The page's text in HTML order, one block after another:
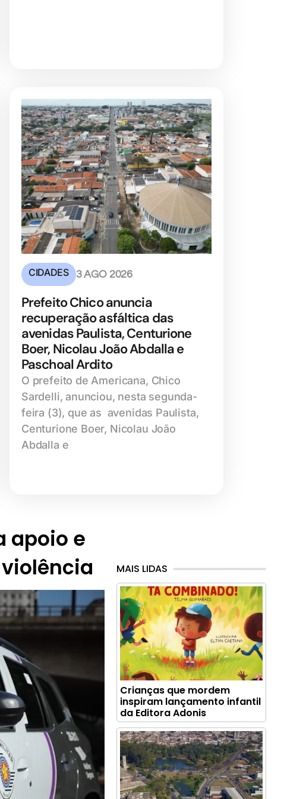
CIDADES 3 AGO 2026
Prefeito Chico anuncia
recuperação asfáltica das
avenidas Paulista, Centurione
Boer, Nicolau João Abdalla e
Paschoal Ardito
O prefeito de Americana, Chico
Sardelli, anunciou, nesta segunda-
feira (3), que as avenidas Paulista,
Centurione Boer, Nicolau João
Abdalla e
apoio e
MAIS LIDAS
Crianças que mordem
inspiram lançamento infantil
da Editora Adonis